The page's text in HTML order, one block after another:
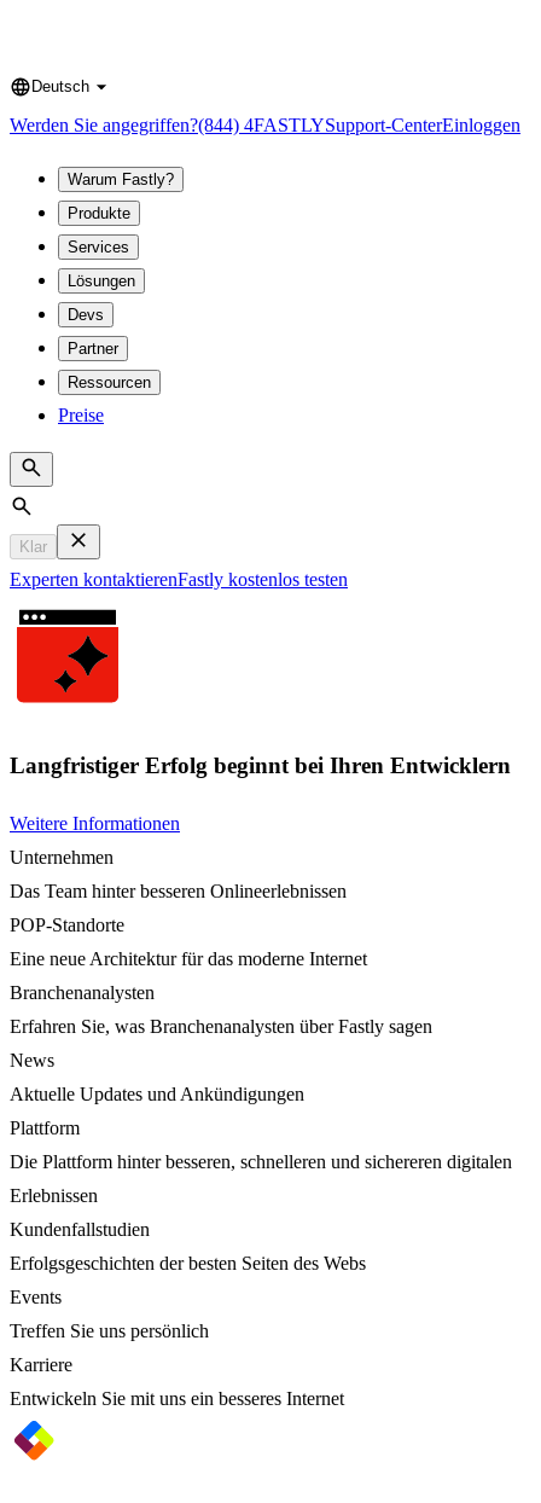
Language
Deutsch
Werden Sie angegriffen?(844) 4FASTLYSupport-CenterEinloggen
Warum Fastly?
Produkte
Services
Lösungen
Devs
Partner
Ressourcen
Preise
Search
Klar
Experten kontaktierenFastly kostenlos testen
Langfristiger Erfolg beginnt bei Ihren Entwicklern
Weitere Informationen
Unternehmen
Das Team hinter besseren Onlineerlebnissen
POP-Standorte
Eine neue Architektur für das moderne Internet
Branchenanalysten
Erfahren Sie, was Branchenanalysten über Fastly sagen
News
Aktuelle Updates und Ankündigungen
Plattform
Die Plattform hinter besseren, schnelleren und sichereren digitalen
Erlebnissen
Kundenfallstudien
Erfolgsgeschichten der besten Seiten des Webs
Events
Treffen Sie uns persönlich
Karriere
Entwickeln Sie mit uns ein besseres Internet